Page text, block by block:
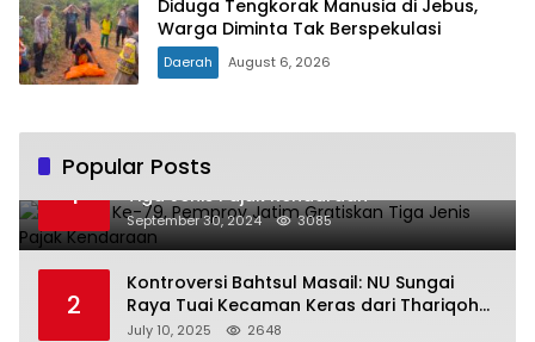
Diduga Tengkorak Manusia di Jebus,
Warga Diminta Tak Berspekulasi
Daerah August 6, 2026
Popular Posts
1
Hari Jadi Ke-79, Pemprov Jatim Gratiskan
Tiga Jenis Pajak Kendaraan
September 30, 2024 3085
2
Kontroversi Bahtsul Masail: NU Sungai
Raya Tuai Kecaman Keras dari Thariqoh
Al Mu’min
July 10, 2025 2648